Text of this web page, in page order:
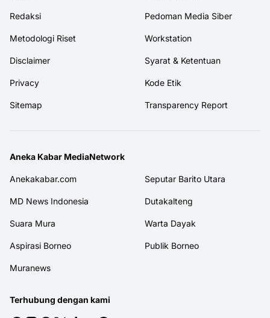
Redaksi Pedoman Media Siber
Metodologi Riset Workstation
Disclaimer Syarat & Ketentuan
Privacy Kode Etik
Sitemap Transparency Report
Aneka Kabar MediaNetwork
Anekakabar.com Seputar Barito Utara
MD News Indonesia Dutakalteng
Suara Mura Warta Dayak
Aspirasi Borneo Publik Borneo
Muranews
Terhubung dengan kami